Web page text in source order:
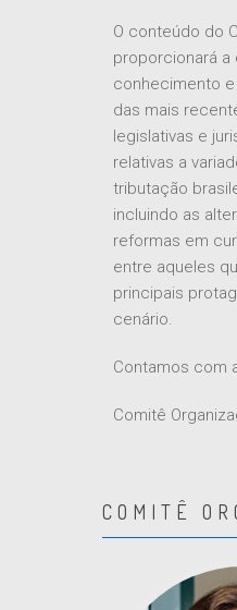
O conteúdo do
proporcionará a
conhecimento
das mais
legislativas e
relativas a
tributação
incluindo as
reformas em
entre aqueles
principais
cenário.
Contamos com
Comitê
COMITÊ